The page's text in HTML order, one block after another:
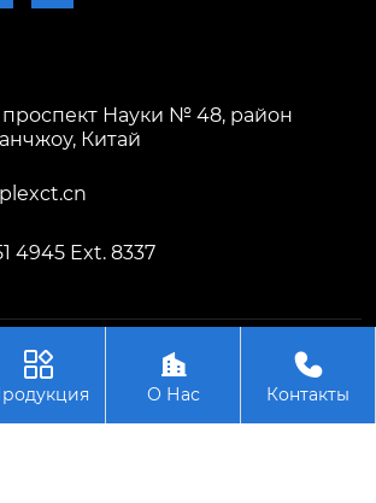
проспект Науки № 48, район
Китай
4945 Ext. 8337
2025Гуанчжоу Samplex
Лтд.
 
О Нас

Контакты